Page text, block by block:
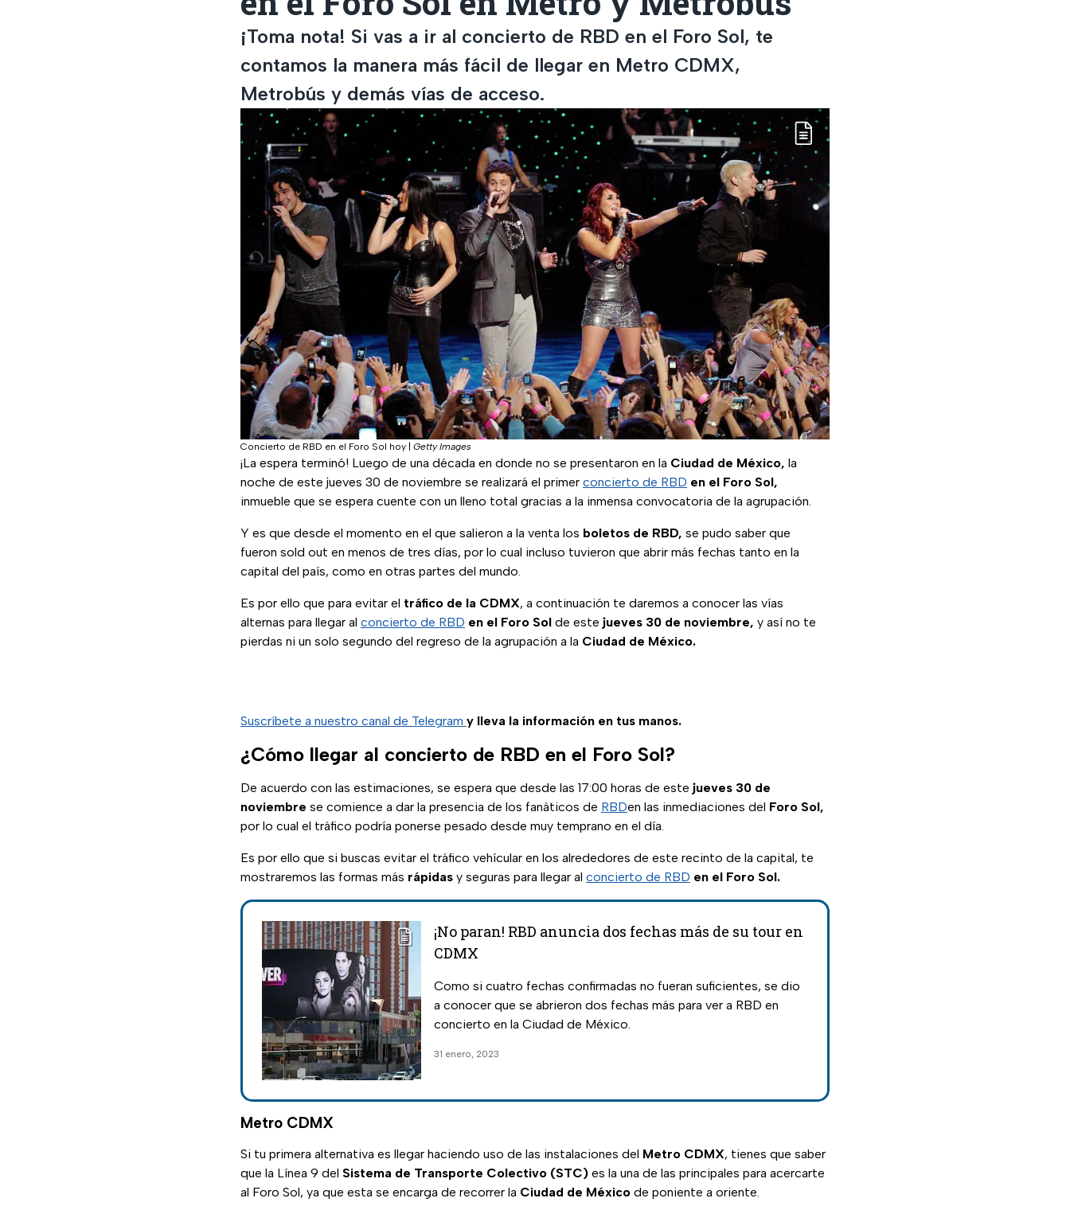
¡Toma nota! Si vas a ir al concierto de RBD en el Foro Sol, te
contamos la manera más fácil de llegar en Metro CDMX,
Metrobús y demás vías de acceso.
Concierto de RBD en el Foro Sol hoy Getty Images
¡La espera terminó! Luego de una década en donde no se presentaron en la Ciudad de México, la
noche de este jueves 30 de noviembre se realizará el primer concierto de RBD en el Foro Sol,
inmueble que se espera cuente con un lleno total gracias a la inmensa convocatoria de la agrupación.
Y es que desde el momento en el que salieron a la venta los boletos de RBD, se pudo saber que
fueron sold out en menos de tres días, por lo cual incluso tuvieron que abrir más fechas tanto en la
capital del país, como en otras partes del mundo.
Es por ello que para evitar el tráfico de la CDMX, a continuación te daremos a conocer las vías
alternas para llegar al concierto de RBD en el Foro Sol de este jueves 30 de noviembre, y así no te
pierdas ni un solo segundo del regreso de la agrupación a la Ciudad de México.
Suscríbete a nuestro canal de Telegram y lleva la información en tus manos.
¿Cómo llegar al concierto de RBD en el Foro Sol?
De acuerdo con las estimaciones, se espera que desde las 17:00 horas de este jueves 30 de
noviembre se comience a dar la presencia de los fanáticos de RBDen las inmediaciones del Foro Sol,
por lo cual el tráfico podría ponerse pesado desde muy temprano en el día.
Es por ello que si buscas evitar el tráfico vehícular en los alrededores de este recinto de la capital, te
mostraremos las formas más rápidas y seguras para llegar al concierto de RBD en el Foro Sol.
¡No paran! RBD anuncia dos fechas más de su tour en
CDMX
Como si cuatro fechas confirmadas no fueran suficientes, se dio
a conocer que se abrieron dos fechas más para ver a RBD en
concierto en la Ciudad de México.
31 enero, 2023
Metro CDMX
Si tu primera alternativa es llegar haciendo uso de las instalaciones del Metro CDMX, tienes que saber
que la Línea 9 del Sistema de Transporte Colectivo (STC) es la una de las principales para acercarte
al Foro Sol, ya que esta se encarga de recorrer la Ciudad de México de poniente a oriente.